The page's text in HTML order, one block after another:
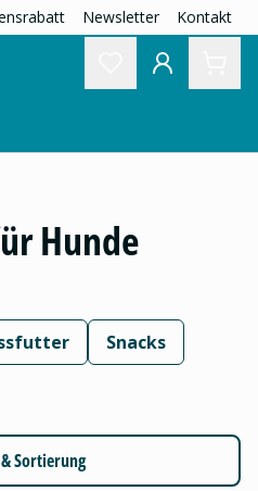
Newsletter Kontakt
Hunde
Snacks
Sortierung